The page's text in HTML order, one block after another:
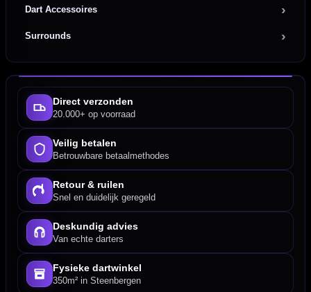
Dart Accessoires
Surrounds
Direct verzonden
20.000+ op voorraad
Veilig betalen
Betrouwbare betaalmethodes
Retour & ruilen
Snel en duidelijk geregeld
Deskundig advies
Van echte darters
Fysieke dartwinkel
350m² in Steenbergen